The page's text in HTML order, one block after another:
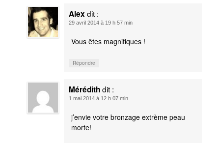
Alex dit :
29 avril 2014 à 19 h 57 min
Vous êtes magnifiques !
Répondre
Mérédithdit :
1 mai 2014 à 12 h 07 min
j’envie votre bronzage extrème peau
morte!